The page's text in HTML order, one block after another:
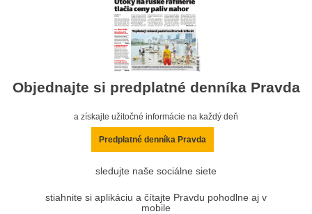
Objednajte si predplatné denníka Pravda
a získajte užitočné informácie na každý deň
Predplatné denníka Pravda
sledujte naše sociálne siete
stiahnite si aplikáciu a čítajte Pravdu pohodlne aj v
mobile